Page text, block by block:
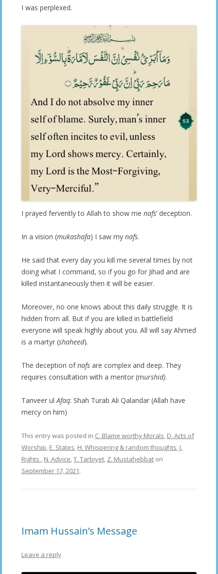
I was perplexed.
I prayed fervently to Allah to show me nafs’ deception.
In a vision (mukashafa) I saw my nafs.
He said that every day you kill me several times by not
doing what I command, so if you go for Jihad and are
killed instantaneously then it will be easier.
Moreover, no one knows about this daily struggle. It is
hidden from all. But if you are killed in battlefield
everyone will speak highly about you. All will say Ahmed
is a martyr (shaheed).
The deception ofnafs are complex and deep. They
requires consultation with a mentor (murshid).
Tanveer ulAfaq: Shah Turab Ali Qalandar (Allah have
mercy on him)
This entry was posted in C. Blame worthy Morals, D. Acts of
Worship, E. States, H. Whispering & random thoughts, J.
Rights , N. Advice,T. Tarbiyet, Z. Mustahebbat on
September 17, 2021.
Imam Hussain’s Message
Leave a reply